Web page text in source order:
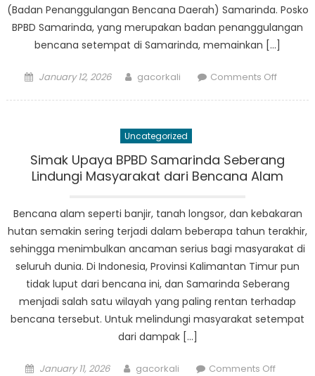
(Badan Penanggulangan Bencana Daerah) Samarinda. Posko
BPBD Samarinda, yang merupakan badan penanggulangan
bencana setempat di Samarinda, memainkan […]
Posted
January 12, 2026 Author
gacorkali Comments Offon
Mereka
dalam
Upaya
Uncategorized
Simak Upaya BPBD Samarinda Seberang
Lindungi Masyarakat dari Bencana Alam
Bencana alam seperti banjir, tanah longsor, dan kebakaran
hutan semakin sering terjadi dalam beberapa tahun terakhir,
sehingga menimbulkan ancaman serius bagi masyarakat di
seluruh dunia. Di Indonesia, Provinsi Kalimantan Timur pun
tidak luput dari bencana ini, dan Samarinda Seberang
menjadi salah satu wilayah yang paling rentan terhadap
bencana tersebut. Untuk melindungi masyarakat setempat
dari dampak […]
Posted
January 11, 2026 Author
gacorkali Comments Offon